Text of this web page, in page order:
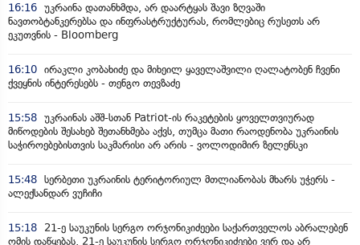
16:16 უკრაინა დათანხმდა, არ დაარტყას შავი ზღვაში
ნავთობტანკერებსა და ინფრასტრუქტურას, რომლებიც რუსეთს არ
ეკუთვნის - Bloomberg
16:10 ირაკლი კობახიძე და მიხეილ ყაველაშვილი ღალატობენ ჩვენი
ქვეყნის ინტერესებს - თენგო თევზაძე
15:58 უკრაინას აშშ-სთან Patriot-ის რაკეტების ყოველთვიურად
მიწოდების შესახებ შეთანხმება აქვს, თუმცა მათი რაოდენობა უკრაინის
საჭიროებებისთვის საკმარისი არ არის - ვოლოდიმირ ზელენსკი
15:48 სერბეთი უკრაინის ტერიტორიულ მთლიანობას მხარს უჭერს -
ალექსანდარ ვუჩიჩი
15:18
21-ე საუკუნის სერგო ორჯონიკიძეები საქართველოს აბრალებენ
ომის დაწყებას, 21-ე საუკუნის სერგო ორჯონიკიძეები ვერ და არ